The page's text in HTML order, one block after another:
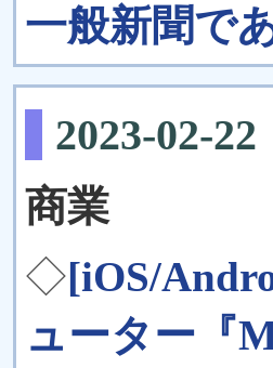
一般新聞で
2023-02-22
商業
◇[iOS/
ューター『